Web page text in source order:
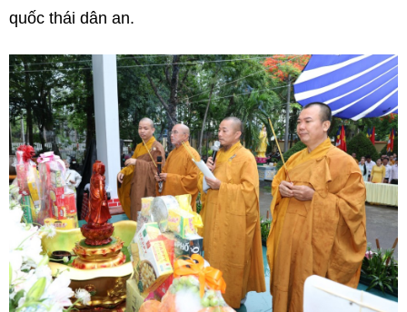
quốc thái dân an.